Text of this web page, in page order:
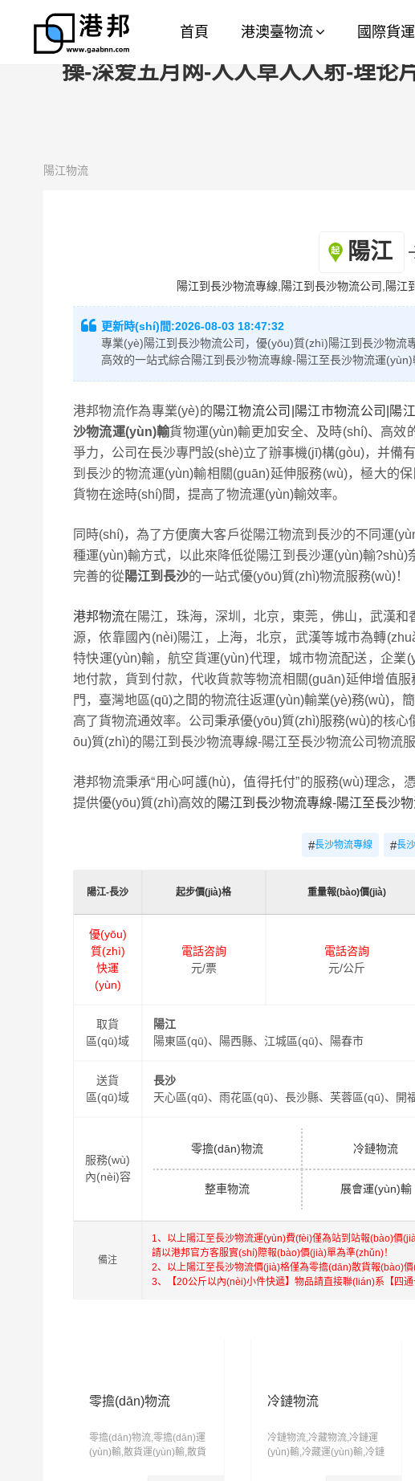
亚洲九九-日韩va-日本三级中文字幕-一
精品视频-一呦二呦三呦精品网站-撸大
操-深爱五月网-人人草人人射-理论
首頁 港澳臺物流 國際貨
陽江物流
陽江
陽江到長沙物流專線,陽江到長沙物流公司,陽
更新時(shí)間:2026-08-03 18:47:32
專業(yè)陽江到長沙物流公司，優(yōu)質(zhì)陽江到長沙物流
高效的一站式綜合陽江到長沙物流專線-陽江至長沙物流運(yùn)
港邦物流作為專業(yè)的 陽江物流公司|陽江市物流公司|陽
沙物流運(yùn)輸貨物運(yùn)輸更加安全、及時(shí)、高效
爭力，公司在長沙專門設(shè)立了辦事機(jī)構(gòu)，并備
到長沙的物流運(yùn)輸相關(guān)延伸服務(wù)，極大的
貨物在途時(shí)間，提高了物流運(yùn)輸效率。
同時(shí)，為了方便廣大客戶從陽江物流到長沙的不同運
種運(yùn)輸方式，以此來降低從陽江到長沙運(yùn)輸
完善的從陽江到長沙的一站式優(yōu)質(zhì)物流服務(wù)！
港邦物流在陽江，珠海，深圳，北京，東莞，佛山，武漢
源，依靠國內(nèi)陽江，上海，北京，武漢等城市為轉
特快運(yùn)輸，航空貨運(yùn)代理，城市物流配送，企
地付款，貨到付款，代收貨款等物流相關(guān)延伸增值
門，臺灣地區(qū)之間的物流往返運(yùn)輸業(yè)務(wù)，
高了貨物流通效率。公司秉承優(yōu)質(zhì)服務(wù)的核
ōu)質(zhì)的陽江到長沙物流專線-陽江至長沙物流公司物流服
港邦物流秉承“用心呵護(hù)，值得托付”的服務(wù)理念
提供優(yōu)質(zhì)高效的 陽江到長沙物流專線-陽江至長沙物
#長沙物流專線 #長
陽江-長沙 起步價(jià)格 重量報(bào)價(jià)
優(yōu)
質(zhì)
快運
(yùn)
電話咨詢
元/票
電話咨詢
元/公斤
取貨
區(qū)域
陽江
陽東區(qū)、陽西縣、江城區(qū)、陽春市
送貨
區(qū)域
長沙
天心區(qū)、雨花區(qū)、長沙縣、芙蓉區(qū)、
服務(wù)
內(nèi)容
零擔(dān)物流 冷鏈物流
整車物流 展會運(yùn)輸
備注
1、以上陽江至長沙物流運(yùn)費(fèi)僅為站到站報(bào)價
請以港邦官方客服實(shí)際報(bào)價(jià)單為準(zhǔn)！
2、以上陽江至長沙物流價(jià)格僅為零擔(dān)散貨報(bào)
3、【20公斤以內(nèi)小件快遞】物品請直接聯(lián)系【四通
零擔(dān)物流
零擔(dān)物流,零擔(dān)運
(yùn)輸,散貨運(yùn)輸,散貨
冷鏈物流
冷鏈物流,冷藏物流,冷鏈運
(yùn)輸,冷藏運(yùn)輸,冷鏈